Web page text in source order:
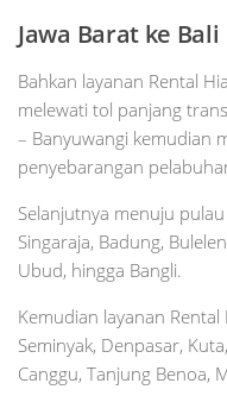
Jawa Barat ke Bali
Bahkan layanan Rental
melewati tol panjang
– Banyuwangi kemudian
penyebarangan
Selanjutnya menuju
Singaraja, Badung,
Ubud, hingga Bangli.
Kemudian layanan Rental
Seminyak, Denpasar,
Canggu, Tanjung Benoa,